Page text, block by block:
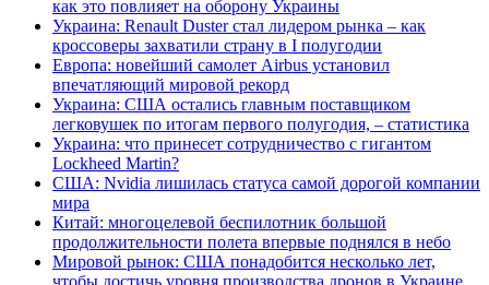
как это повлияет на оборону Украины
Украина: Renault Duster стал лидером рынка – как
кроссоверы захватили страну в I полугодии
Европа: новейший самолет Airbus установил
впечатляющий мировой рекорд
Украина: США остались главным поставщиком
легковушек по итогам первого полугодия, – статистика
Украина: что принесет сотрудничество с гигантом
Lockheed Martin?
США: Nvidia лишилась статуса самой дорогой компании
мира
Китай: многоцелевой беспилотник большой
продолжительности полета впервые поднялся в небо
Мировой рынок: США понадобится несколько лет,
чтобы достичь уровня производства дронов в Украине